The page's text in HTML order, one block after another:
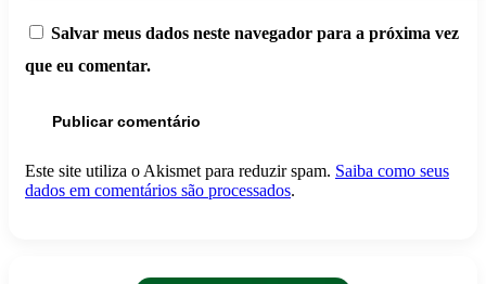
Salvar meus dados neste navegador para a próxima vez
que eu comentar.
Este site utiliza o Akismet para reduzir spam. Saiba como seus
dados em comentários são processados.